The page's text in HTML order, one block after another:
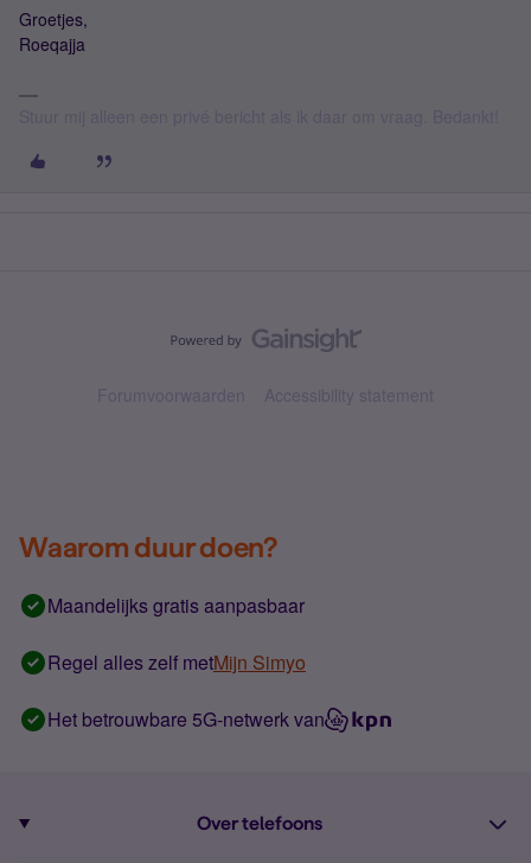
Groetjes,
Roeqajja
Forumvoorwaarden Accessibility statement
Waarom duur doen?
Maandelijks gratis aanpasbaar
Regel alles zelf metMijn Simyo
Het betrouwbare 5G-netwerk van
Over telefoons